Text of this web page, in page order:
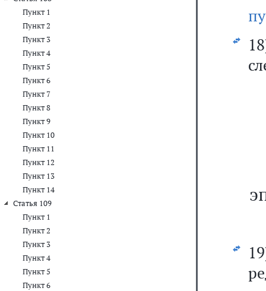
Пункт 1
Пункт 2
Пункт 3
Пункт 4
Пункт 5
Пункт 6
Пункт 7
Пункт 8
Пункт 9
Пункт 10
Пункт 11
Пункт 12
Пункт 13
Пункт 14
Статья 109
Пункт 1
Пункт 2
Пункт 3
Пункт 4
Пункт 5
Пункт 6